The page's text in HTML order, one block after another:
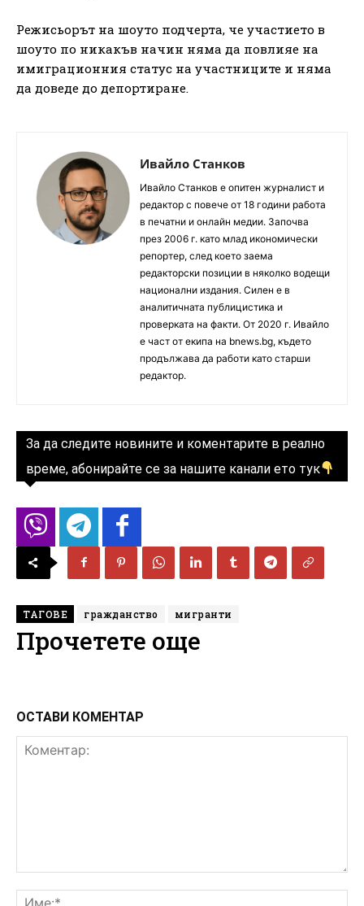
Режисьорът на шоуто подчерта, че участието в
шоуто по никакъв начин няма да повлияе на
имиграционния статус на участниците и няма
да доведе до депортиране.
Ивайло Станков
Ивайло Станков е опитен журналист и
редактор с повече от 18 години работа
в печатни и онлайн медии. Започва
през 2006 г. като млад икономически
репортер, след което заема
редакторски позиции в няколко водещи
национални издания. Силен е в
аналитичната публицистика и
проверката на факти. От 2020 г. Ивайло
е част от екипа на bnews.bg, където
продължава да работи като старши
редактор.
За да следите новините и коментарите в реално
време, абонирайте се за нашите канали ето тук
ТАГОВЕ гражданство мигранти
Прочетете още
ОСТАВИ КОМЕНТАР